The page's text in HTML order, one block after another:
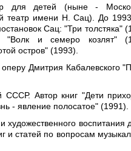
для детей (ныне ‑
театр имени Н. Сац). До
Сац: "Три толстяка"
"Волк и семеро козлят"
остров" (1993).
Дмитрия Кабалевского
Автор книг "Дети
- явление полосатое" (1991).
художественного воспитания
и статей по вопросам